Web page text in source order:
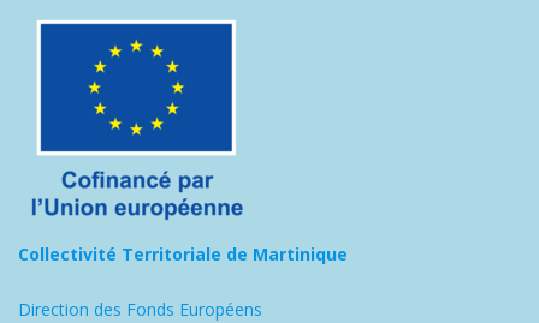
Collectivité Territoriale de Martinique
Direction des Fonds Européens